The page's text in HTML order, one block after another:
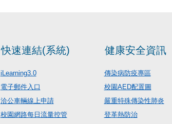
快速連結(系統)
iLearning3.0
電子郵件入口
洽公車輛線上申請
校園網路每日流量控管
健康安全資訊
傳染病防疫專區
校園AED配置圖
嚴重特殊傳染性肺炎
登革熱防治